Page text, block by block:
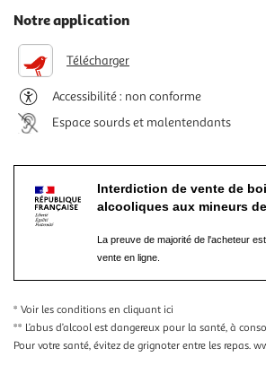
Notre application
Télécharger
Accessibilité : non conforme
Espace sourds et malentendants
Interdiction de vente de
alcooliques aux mineurs
La preuve de majorité de l'acheteur
vente en ligne.
* Voir les conditions en cliquant ici
** L’abus d’alcool est dangereux pour la santé, à
Pour votre santé, évitez de grignoter entre les repas.